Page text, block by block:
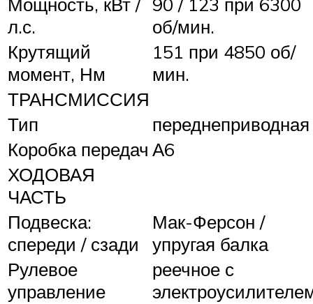
л.с.
об/мин.
Крутящий
момент, Нм
151 при 4850 об/
мин.
ТРАНСМИССИЯ
Тип
переднеприводная
Коробка передач А6
ХОДОВАЯ
ЧАСТЬ
Подвеска:
спереди / сзади
Мак-Ферсон /
упругая балка
Рулевое
управление
реечное с